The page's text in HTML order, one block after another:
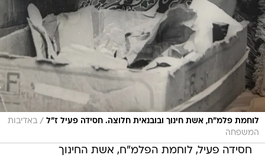
לוחמת פלמ"ח, אשת חינוך ובובנאית חלוצה. חסידה פעיל ז"ל / באדיבות
המשפחה
חסידה פעיל, לוחמת הפלמ"ח, אשת החינוך